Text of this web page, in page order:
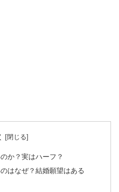
か？実はハーフ？
はなぜ？結婚願望はある